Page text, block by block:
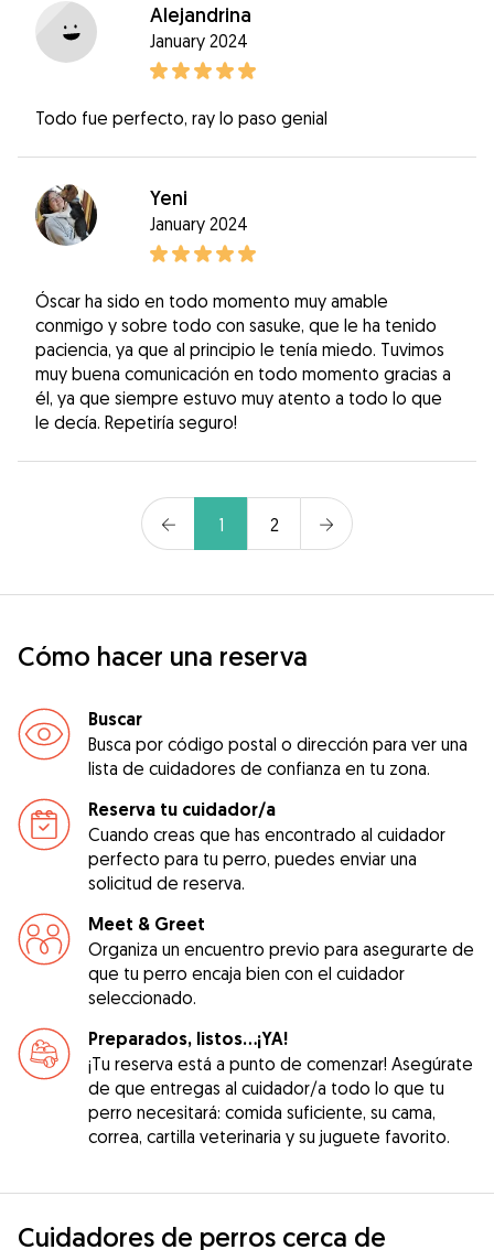
Alejandrina
January 2024
Todo fue perfecto, ray lo paso genial
Yeni
January 2024
Óscar ha sido en todo momento muy amable
conmigo y sobre todo con sasuke, que le ha tenido
paciencia, ya que al principio le tenía miedo. Tuvimos
muy buena comunicación en todo momento gracias a
él, ya que siempre estuvo muy atento a todo lo que
le decía. Repetiría seguro!
1 2
Cómo hacer una reserva
Buscar
Busca por código postal o dirección para ver una
lista de cuidadores de confianza en tu zona.
Reserva tu cuidador/a
Cuando creas que has encontrado al cuidador
perfecto para tu perro, puedes enviar una
solicitud de reserva.
Meet & Greet
Organiza un encuentro previo para asegurarte de
que tu perro encaja bien con el cuidador
seleccionado.
Preparados, listos...¡YA!
¡Tu reserva está a punto de comenzar! Asegúrate
de que entregas al cuidador/a todo lo que tu
perro necesitará: comida suficiente, su cama,
correa, cartilla veterinaria y su juguete favorito.
Cuidadores de perros cerca de